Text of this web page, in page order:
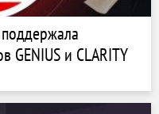
GENIUS и CLARITY